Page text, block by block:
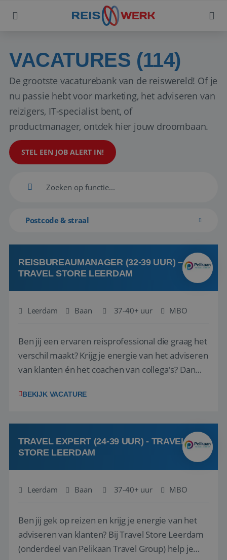
VACATURES (114)
De grootste vacaturebank van de reiswereld! Of je
nu passie hebt voor marketing, het adviseren van
reizigers, IT-specialist bent, of
productmanager, ontdek hier jouw droombaan.
STEL EEN JOB ALERT IN!
Postcode & straal
REISBUREAUMANAGER (32-39 UUR) –
TRAVEL STORE LEERDAM
Leerdam Baan 37-40+ uur MBO
Ben jij een ervaren reisprofessional die graag het
verschil maakt? Krijg je energie van het adviseren
van klanten én het coachen van collega's? Dan
(onderdeel van Pelikaan Travel Group) zoeken
team het reisbureau verder...
BEKIJK VACATURE
TRAVEL EXPERT (24-39 UUR) - TRAVEL
STORE LEERDAM
Leerdam Baan 37-40+ uur MBO
Ben jij gek op reizen en krijg je energie van het
adviseren van klanten? Bij Travel Store Leerdam
(onderdeel van Pelikaan Travel Group) help je